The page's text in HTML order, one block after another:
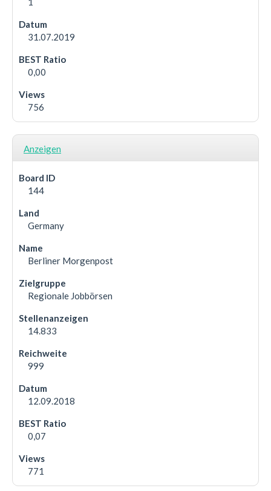
31.07.2019
0,00
756
Anzeigen
144
Germany
Berliner Morgenpost
Regionale Jobbörsen
14.833
999
12.09.2018
0,07
771